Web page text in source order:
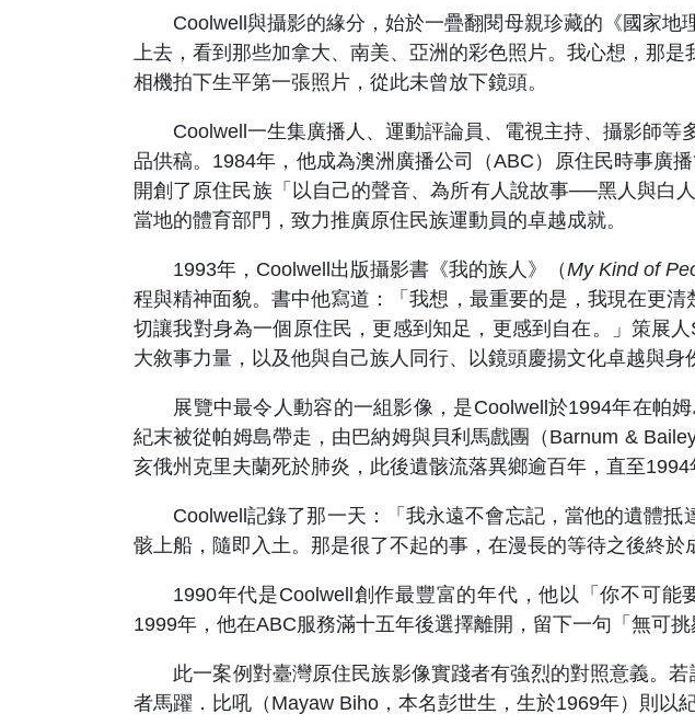
Coolwell與攝影的緣分，始於一疊翻閱母親珍藏的《國家地
上去，看到那些加拿大、南美、亞洲的彩色照片。我心想，那
相機拍下生平第一張照片，從此未曾放下鏡頭。
Coolwell一生集廣播人、運動評論員、電視主持、攝影師等
品供稿。1984年，他成為澳洲廣播公司（ABC）原住民時事廣
開創了原住民族「以自己的聲音、為所有人說故事──黑人與白
當地的體育部門，致力推廣原住民族運動員的卓越成就。
1993年，Coolwell出版攝影書《我的族人》（My Kind of
程與精神面貌。書中他寫道：「我想，最重要的是，我現在更
切讓我對身為一個原住民，更感到知足，更感到自在。」策展
大敘事力量，以及他與自己族人同行、以鏡頭慶揚文化卓越與身
展覽中最令人動容的一組影像，是Coolwell於1994年在帕姆
紀末被從帕姆島帶走，由巴納姆與貝利馬戲團（Barnum &
亥俄州克里夫蘭死於肺炎，此後遺骸流落異鄉逾百年，直至1994
Coolwell記錄了那一天：「我永遠不會忘記，當他的遺體抵
骸上船，隨即入土。那是很了不起的事，在漫長的等待之後終
1990年代是Coolwell創作最豐富的年代，他以「你不可能
1999年，他在ABC服務滿十五年後選擇離開，留下一句「無可挑
此一案例對臺灣原住民族影像實踐者有強烈的對照意義。若
者馬躍．比吼（Mayaw Biho，本名彭世生，生於1969年）則以